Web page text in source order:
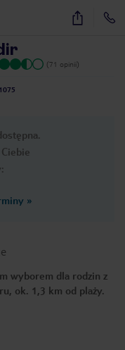
22
(71 opinii)
»
wyborem dla rodzin z
ok. 1,3 km od plaży.